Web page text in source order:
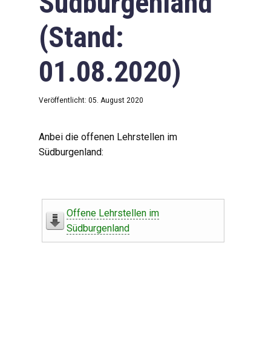
(Stand:
01.08.2020)
Veröffentlicht: 05. August 2020
Anbei die offenen Lehrstellen im
Südburgenland:
Offene Lehrstellen im
Südburgenland